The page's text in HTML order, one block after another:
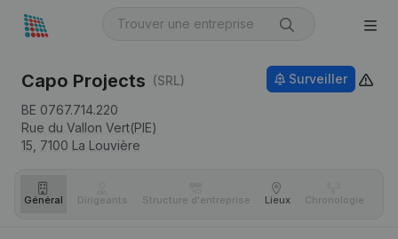
Capo Projects (SRL)
BE 0767.714.220
Rue du Vallon Vert(PIE)
15, 7100 La Louvière
Surveiller
Général Dirigeants Structure d'entreprise Lieux Chronologie